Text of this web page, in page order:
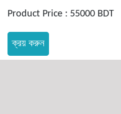
Product Price : 55000 BDT
ক্রয় করুন